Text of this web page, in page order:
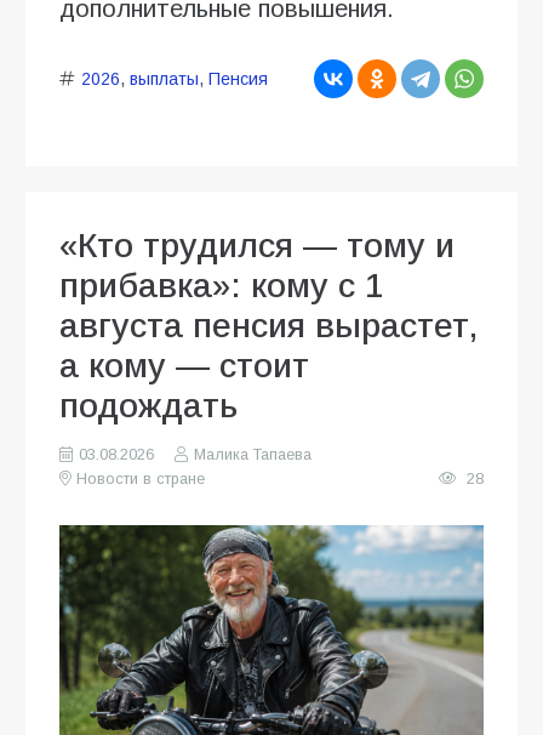
дополнительные повышения.
2026, выплаты, Пенсия
«Кто трудился — тому и
прибавка»: кому с 1
августа пенсия вырастет,
а кому — стоит
подождать
03.08.2026
Малика Тапаева
Новости в стране
28